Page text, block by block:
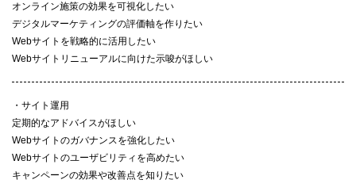
オンライン施策の効果を可視化したい
デジタルマーケティングの評価軸を作りたい
Webサイトを戦略的に活用したい
Webサイトリニューアルに向けた示唆がほしい
サイト運用
定期的なアドバイスがほしい
Webサイトのガバナンスを強化したい
Webサイトのユーザビリティを高めたい
キャンペーンの効果や改善点を知りたい